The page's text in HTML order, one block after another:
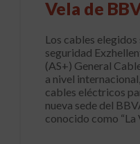
Vela de
Los cables elegidos
seguridad
(AS+) General
a nivel
cables eléctricos
nueva sede del
conocido como “La